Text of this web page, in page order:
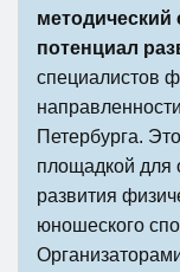
методический
потенциал
специалистов
Петербурга.
площадкой для
развития
юношеского